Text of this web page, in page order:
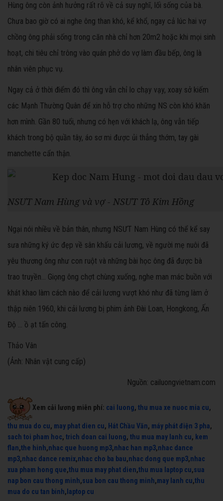
Hùng ông còn ảnh hưởng rất rõ về cả suy nghĩ, lối sống của bà.
Chưa bao giờ có ai nghe ông than khó, kể khổ, ngay cả lúc hai vợ
chồng ông phải sống trong căn nhà chỉ hơn 20m2 hoặc khi mọi sinh
hoạt, chi tiêu chỉ trông vào quán phở do vợ làm đầu bếp, ông là
nhân viên phục vụ.
Ngay cả ở thời điểm đó thì ông vẫn chỉ lo chạy vạy, xoay sở kiếm
các Mạnh Thường Quân để xin hỗ trợ cho những NS còn khó khăn
hơn mình. Gần 80 tuổi, nhưng có hẹn với khách lạ, ông vẫn tiếp
khách trong bộ quần tây, áo sơ mi được ủi thẳng thớm, tay gài
manchette cẩn thận.
NSƯT Nam Hùng và vợ - NSƯT Tô Kim Hồng
Ngại nói nhiều về bản thân, nhưng NSƯT Nam Hùng có thể kể say
sưa những ký ức đẹp về sân khấu cải lương, về người mẹ nuôi đã
yêu thương ông như con ruột và những bài học ông đã được bà
trao truyền… Giọng ông chợt chùng xuống, nghe man mác buồn với
khát khao làm cách nào để cải lương vượt khó như đã từng làm ở
thập niên 1960, khi cải lương bị phim ảnh Đài Loan, Hongkong, Ấn
Độ … ồ ạt tấn công.
Thảo Vân
(Ảnh: Nhân vật cung cấp)
Nguồn: cailuongvietnam.com
Xem cải lương miễn phí: cai luong, thu mua xe nuoc mia cu,
thu mua do cu, may phat dien cu, Hát Chầu Văn, máy phát điện 3 pha,
sach toi pham hoc, trich doan cai luong, thu mua may lanh cu, kem
flan,the hinh,nhac que huong mp3,nhac han mp3,nhac dance
mp3,nhac dance remix,nhac cho ba bau,nhac dong que mp3,nhac
xua pham hong que,thu mua may phat dien,thu mua laptop cu,sua
nap bon cau thong minh,sua bon cau thong minh,may lanh cu,thu
mua do cu tan binh, laptop cu